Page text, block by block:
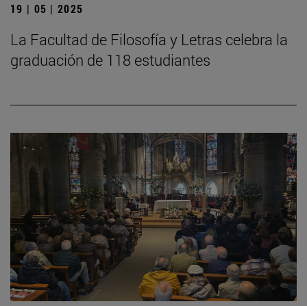
19 | 05 | 2025
La Facultad de Filosofía y Letras celebra la
graduación de 118 estudiantes